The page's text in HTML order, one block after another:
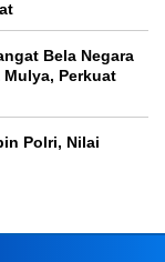
Bela Negara
Mulya, Perkuat
Polri, Nilai